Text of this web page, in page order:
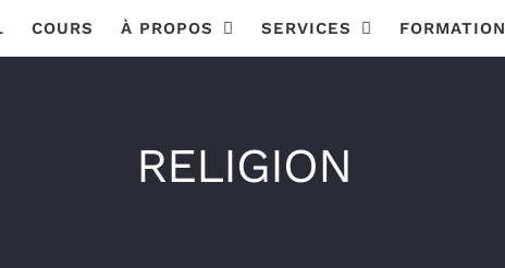
COURS À PROPOS SERVICES
RELIGION